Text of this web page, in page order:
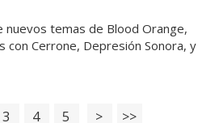
nuevos temas de Blood Orange,
con Cerrone, Depresión Sonora, y
3 4 5 > >>